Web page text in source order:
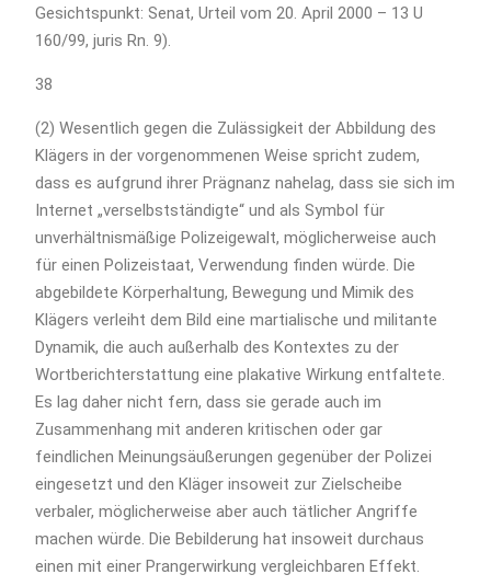
Gesichtspunkt: Senat, Urteil vom 20. April 2000 – 13 U
160/99, juris Rn. 9).
38
(2) Wesentlich gegen die Zulässigkeit der Abbildung des
Klägers in der vorgenommenen Weise spricht zudem,
dass es aufgrund ihrer Prägnanz nahelag, dass sie sich im
Internet „verselbstständigte“ und als Symbol für
unverhältnismäßige Polizeigewalt, möglicherweise auch
für einen Polizeistaat, Verwendung finden würde. Die
abgebildete Körperhaltung, Bewegung und Mimik des
Klägers verleiht dem Bild eine martialische und militante
Dynamik, die auch außerhalb des Kontextes zu der
Wortberichterstattung eine plakative Wirkung entfaltete.
Es lag daher nicht fern, dass sie gerade auch im
Zusammenhang mit anderen kritischen oder gar
feindlichen Meinungsäußerungen gegenüber der Polizei
eingesetzt und den Kläger insoweit zur Zielscheibe
verbaler, möglicherweise aber auch tätlicher Angriffe
machen würde. Die Bebilderung hat insoweit durchaus
einen mit einer Prangerwirkung vergleichbaren Effekt.